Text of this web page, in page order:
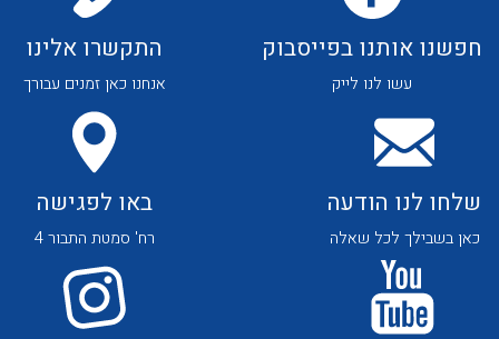
לכל מוצרי היצרן לכל מוצרי היצרן
חפשנו אותנו בפייסבוק
עשו לנו לייק
התקשרו אלינו
אנחנו כאן זמנים עבורך
שלחו לנו הודעה
כאן בשבילך לכל שאלה
באו לפגישה
רח' סמטת התבור 4